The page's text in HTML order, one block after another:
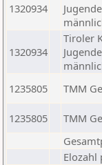
1320934
1320934
Tiroler
1235805 TMM
1235805 TMM
Elozahl